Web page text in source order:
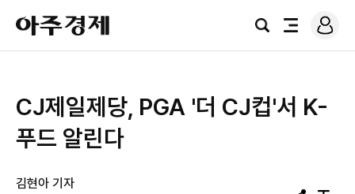
아
주
경
검
전
로
그
CJ제일제당, PGA '더 CJ컵'서 K-
푸드 알린다
김현아 기자